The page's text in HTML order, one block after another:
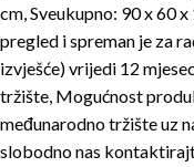
cm, Sveukupno: 90 x 60
pregled i spreman je za
izvješće) vrijedi 12
tržište, Mogućnost
međunarodno tržište uz
slobodno nas